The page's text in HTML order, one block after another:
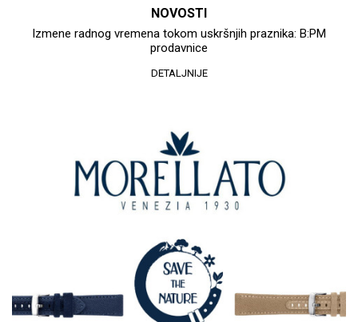
NOVOSTI
Izmene radnog vremena tokom uskršnjih praznika: B:PM
prodavnice
DETALJNIJE